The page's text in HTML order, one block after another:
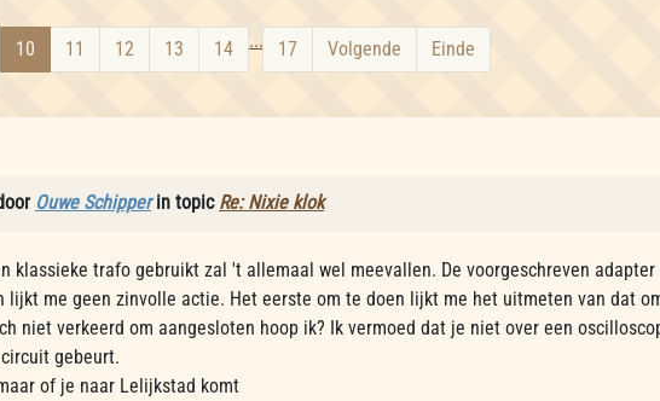
10 11 12 13 14 ... 17 Volgende Einde
Ouwe Schipperin topic Re: Nixie klok
klassieke trafo gebruikt zal 't allemaal wel meevallen. De voorgeschreven
lijkt me geen zinvolle actie. Het eerste om te doen lijkt me het uitmeten van dat
niet verkeerd om aangesloten hoop ik? Ik vermoed dat je niet over een
gebeurt.
of je naar Lelijkstad komt